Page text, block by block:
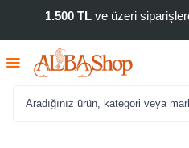
1.500 TLve üzeri